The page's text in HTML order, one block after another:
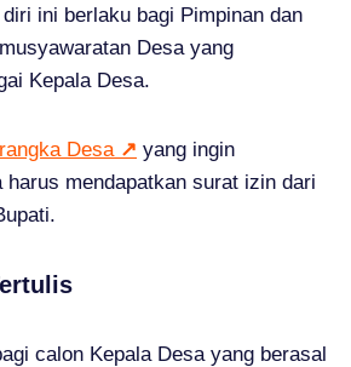
ini berlaku bagi Pimpinan dan
Desa yang
Kepala Desa.
Desa ↗ yang ingin
harus mendapatkan surat izin dari
calon Kepala Desa yang berasal